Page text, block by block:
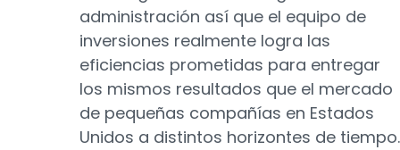
administración así que el equipo de
inversiones realmente logra las
eficiencias prometidas para entregar
los mismos resultados que el mercado
de pequeñas compañías en Estados
Unidos a distintos horizontes de